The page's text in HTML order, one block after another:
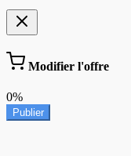
Modifier l'offre
0%
Publier